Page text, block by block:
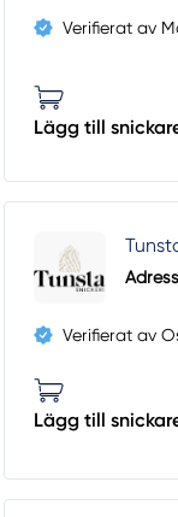
Verifierat av
Lägg till
Verifierat av
Lägg till